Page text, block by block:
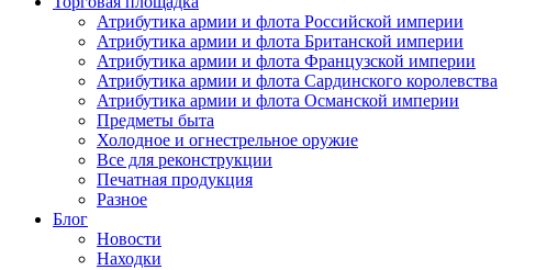
Атрибутика армии и флота Российской империи
Атрибутика армии и флота Британской империи
Атрибутика армии и флота Французской империи
Атрибутика армии и флота Сардинского королевства
Атрибутика армии и флота Османской империи
Предметы быта
Холодное и огнестрельное оружие
Все для реконструкции
Печатная продукция
Разное
Блог
Новости
Находки